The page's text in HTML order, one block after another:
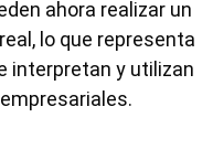
ahora realizar un
lo que representa
interpretan y utilizan